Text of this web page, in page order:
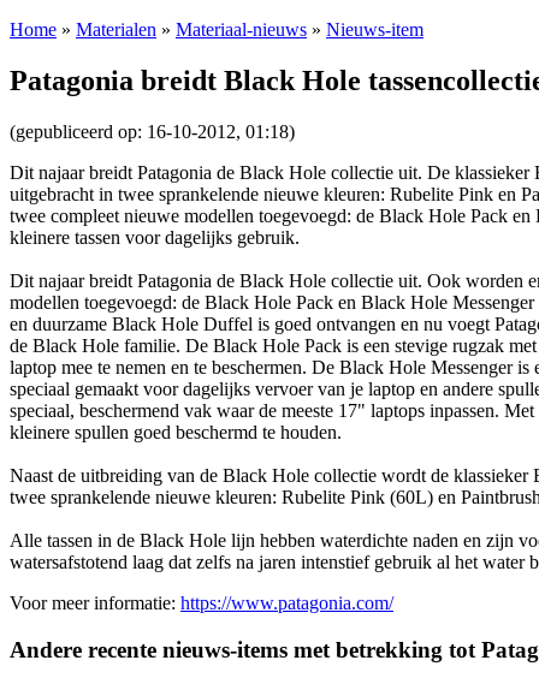
Home » Materialen » Materiaal-nieuws » Nieuws-item
Patagonia breidt Black Hole
(gepubliceerd op: 16-10-2012, 01:18)
Dit najaar breidt Patagonia de Black Hole collectie uit. De
uitgebracht in twee sprankelende nieuwe kleuren: Rubelite Pink en
twee compleet nieuwe modellen toegevoegd: de Black Hole Pack
kleinere tassen voor dagelijks gebruik.
Dit najaar breidt Patagonia de Black Hole collectie uit. Ook worden
modellen toegevoegd: de Black Hole Pack en Black Hole
en duurzame Black Hole Duffel is goed ontvangen en nu voegt
de Black Hole familie. De Black Hole Pack is een stevige rugzak
laptop mee te nemen en te beschermen. De Black Hole Messenger is
speciaal gemaakt voor dagelijks vervoer van je laptop en andere
speciaal, beschermend vak waar de meeste 17" laptops inpassen.
kleinere spullen goed beschermd te houden.
Naast de uitbreiding van de Black Hole collectie wordt de
twee sprankelende nieuwe kleuren: Rubelite Pink (60L) en
Alle tassen in de Black Hole lijn hebben waterdichte naden en zijn
watersafstotend laag dat zelfs na jaren intenstief gebruik al het water
Voor meer informatie: https://www.patagonia.com/
Andere recente nieuws-items met betrekking tot